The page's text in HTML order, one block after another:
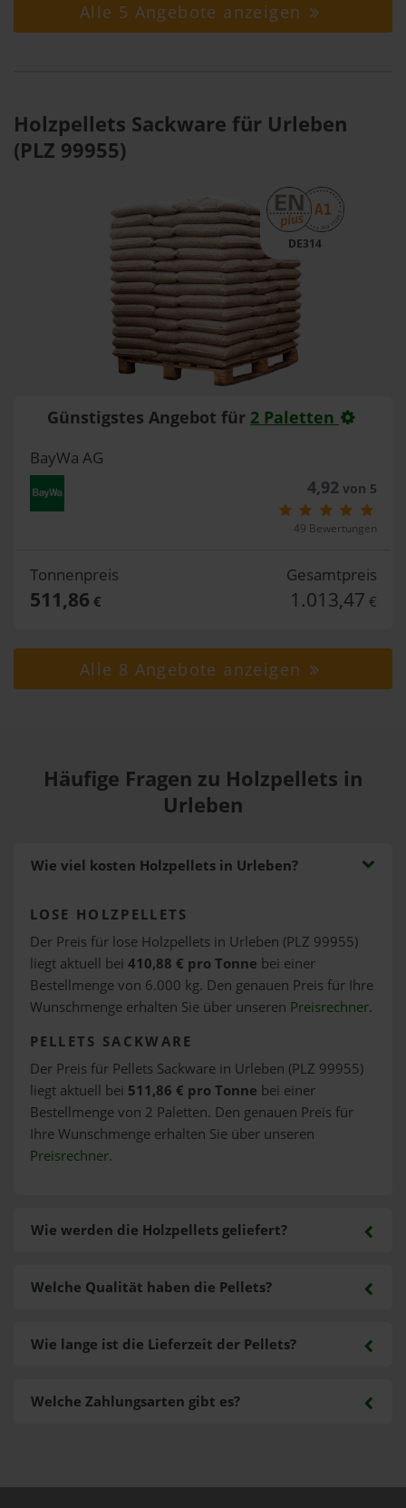
Alle 5 Angebote anzeigen
Holzpellets Sackware für Urleben
(PLZ 99955)
DE314
Günstigstes Angebot für 2 Paletten
BayWa AG
4,92von 5
49 Bewertungen
Tonnenpreis
511,86 €
Gesamtpreis
1.013,47 €
Alle 8 Angebote anzeigen
Häufige Fragen zu Holzpellets in
Urleben
Wie viel kosten Holzpellets in Urleben?
LOSE HOLZPELLETS
Der Preis für lose Holzpellets in Urleben (PLZ 99955)
liegt aktuell bei 410,88 € pro Tonne bei einer
Bestellmenge von 6.000 kg. Den genauen Preis für Ihre
Wunschmenge erhalten Sie über unseren Preisrechner.
PELLETS SACKWARE
Der Preis für Pellets Sackware in Urleben (PLZ 99955)
liegt aktuell bei 511,86 € pro Tonne bei einer
Bestellmenge von 2 Paletten. Den genauen Preis für
Ihre Wunschmenge erhalten Sie über unseren
Preisrechner.
Wie werden die Holzpellets geliefert?
Welche Zahlungsarten gibt es?
Welche Qualität haben die Pellets?
Wie lange ist die Lieferzeit der Pellets?